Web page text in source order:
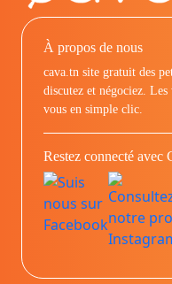
À propos de nous
cava.tn site gratuit des
discutez et négociez. Les
vous en simple clic.
Restez connecté avec